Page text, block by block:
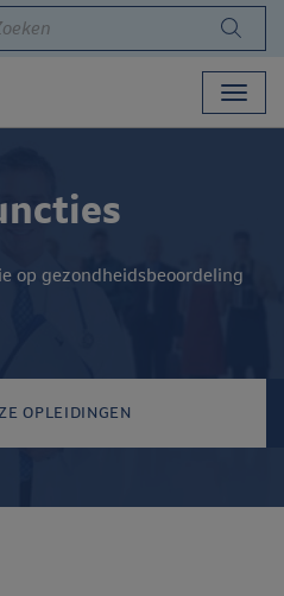
op gezondheidsbeoordeling
OPLEIDINGEN